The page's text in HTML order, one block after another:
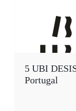
5 UBI
Portugal